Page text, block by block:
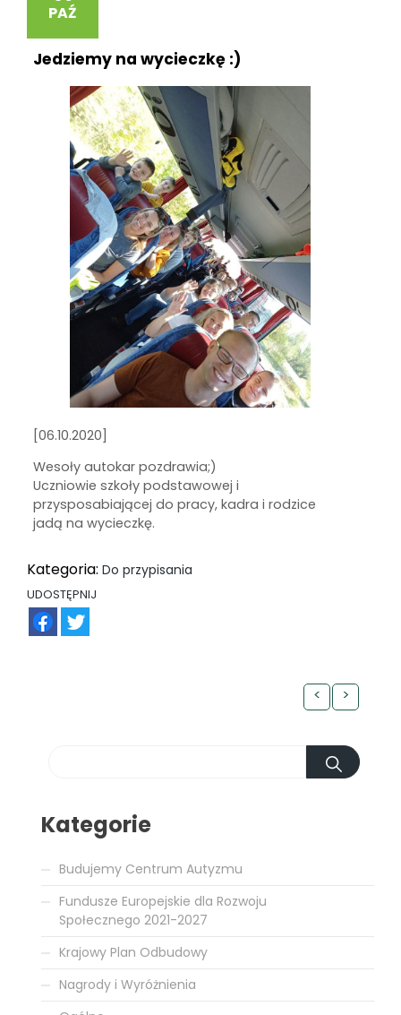
PAŹ
Jedziemy na wycieczkę :)
[06.10.2020]
Wesoły autokar pozdrawia;)
Uczniowie szkoły podstawowej i
przysposabiającej do pracy, kadra i rodzice
jadą na wycieczkę.
Kategoria: Do przypisania
UDOSTĘPNIJ
< >
Kategorie
Budujemy Centrum Autyzmu
Fundusze Europejskie dla Rozwoju
Społecznego 2021-2027
Krajowy Plan Odbudowy
Nagrody i Wyróżnienia